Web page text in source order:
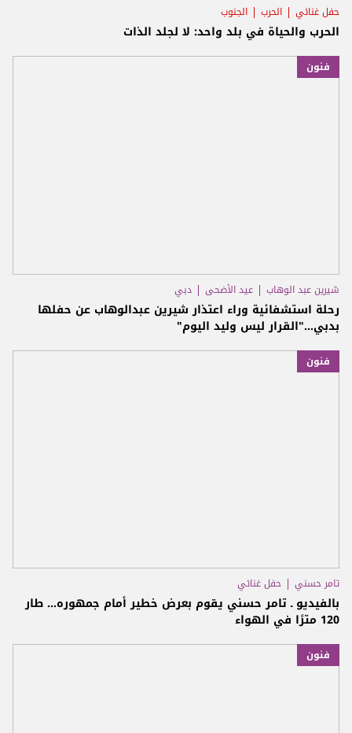
حفل غنائي الحرب الجنوب
الحرب والحياة في بلد واحد: لا لجلد الذات
فنون
شيرين عبد الوهاب عيد الأضحى دبي
رحلة استشفائية وراء اعتذار شيرين عبدالوهاب عن حفلها
بدبي…"القرار ليس وليد اليوم"
فنون
تامر حسني حفل غنائي
بالفيديو ـ تامر حسني يقوم بعرض خطير أمام جمهوره... طار
120 مترًا في الهواء
فنون